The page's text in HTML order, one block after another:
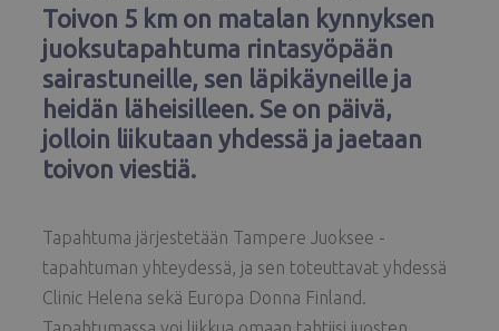
Toivon 5 km on matalan kynnyksen
juoksutapahtuma rintasyöpään
sairastuneille, sen läpikäyneille ja
heidän läheisilleen. Se on päivä,
jolloin liikutaan yhdessä ja jaetaan
toivon viestiä.
Tapahtuma järjestetään Tampere Juoksee -
tapahtuman yhteydessä, ja sen toteuttavat yhdessä
Clinic Helena sekä Europa Donna Finland.